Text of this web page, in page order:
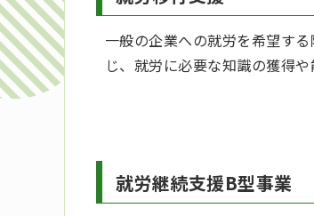
一般の企業への就労を希望す
じ、就労に必要な知識の獲得
就労継続支援B型事業